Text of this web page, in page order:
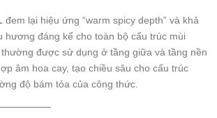
đem lại hiệu ứng “warm spicy depth” và khả
hương đáng kể cho toàn bộ cấu trúc mùi
được sử dụng ở tầng giữa và tầng nền
âm hoa cay, tạo chiều sâu cho cấu trúc
độ bám tỏa của công thức.